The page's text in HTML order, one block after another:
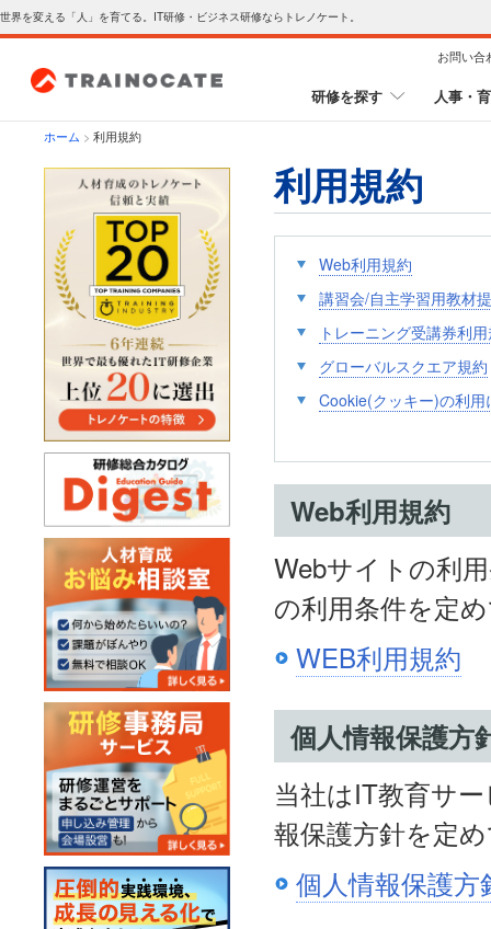
世界を変える「人」を育てる。IT研修・ビジネス研修ならトレノケート。
お問い合
研修を探す 人事・
ホーム > 利用規約
利用規約
Web利用規約
講習会/自主学習用教材
トレーニング受講券利
グローバルスクエア規約
Cookie(クッキー)の利用
Web利用規約
Webサイトの利
の利用条件を定
WEB利用規約
個人情報保護方
当社はIT教育サ
報保護方針を定
個人情報保護方